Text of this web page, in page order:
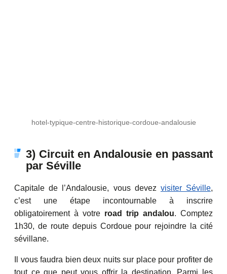
hotel-typique-centre-historique-cordoue-andalousie
3) Circuit en Andalousie en passant
par Séville
Capitale de l’Andalousie, vous devez visiter Séville,
c’est une étape incontournable à inscrire
obligatoirement à votre road trip andalou. Comptez
1h30, de route depuis Cordoue pour rejoindre la cité
sévillane.
Il vous faudra bien deux nuits sur place pour profiter de